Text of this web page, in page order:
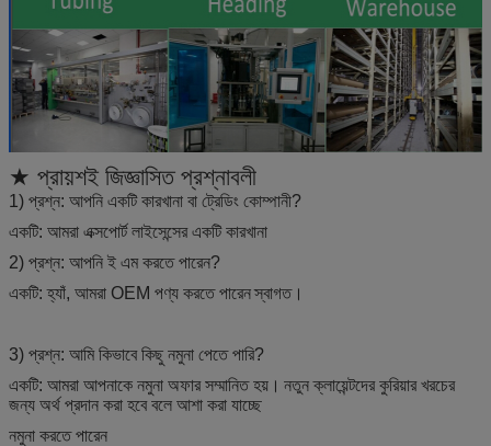
★ প্রায়শই জিজ্ঞাসিত প্রশ্নাবলী
1) প্রশ্ন: আপনি একটি কারখানা বা ট্রেডিং কোম্পানী?
একটি: আমরা এক্সপোর্ট লাইসেন্সের একটি কারখানা
2) প্রশ্ন: আপনি ই এম করতে পারেন?
একটি: হ্যাঁ, আমরা OEM পণ্য করতে পারেনস্বাগত।
3) প্রশ্ন: আমি কিভাবে কিছু নমুনা পেতে পারি?
একটি: আমরা আপনাকে নমুনা অফার সম্মানিত হয়। নতুন ক্লায়েন্টদের কুরিয়ার খরচের
জন্য অর্থ প্রদান করা হবে বলে আশা করা যাচ্ছে
নমুনা করতে পারেন